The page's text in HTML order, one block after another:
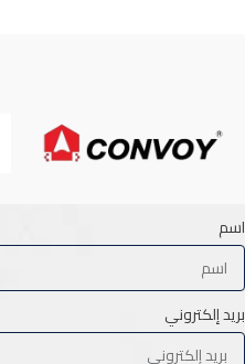
اسم
بريد إلكتروني